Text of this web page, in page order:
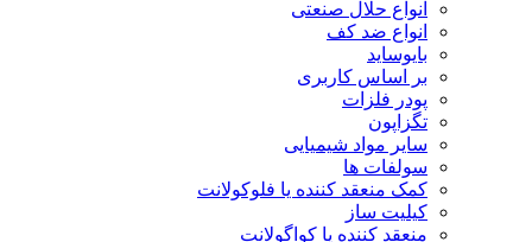
انواع حلال صنعتی
انواع ضد کف
بایوساید
بر اساس کاربری
پودر فلزات
تگزاپون
سایر مواد شیمیایی
سولفات ها
کمک منعقد کننده یا فلوکولانت
کیلیت ساز
منعقد کننده یا کواگولانت